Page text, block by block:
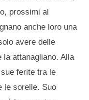
prossimi al
anche loro una
avere delle
attanagliano. Alla
ferite tra le
le sorelle. Suo